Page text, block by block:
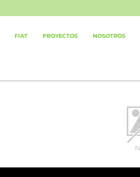
FIAT PROYECTOS NOSOTROS